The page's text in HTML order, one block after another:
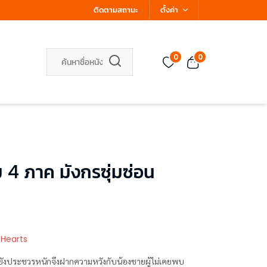
ติดตามสถานะ ตั้งค่า
0 0
4 ภาค มังกรซุ่มซ่อน
Hearts
งประชวรหนักจึงฝากความหวังกับน้องชายผู้ไม่เคยพบ